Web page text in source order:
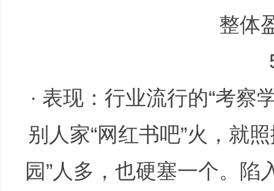
整体
· 表现：行业流行的“考察
别人家“网红书吧”火，就
园”人多，也硬塞一个。陷